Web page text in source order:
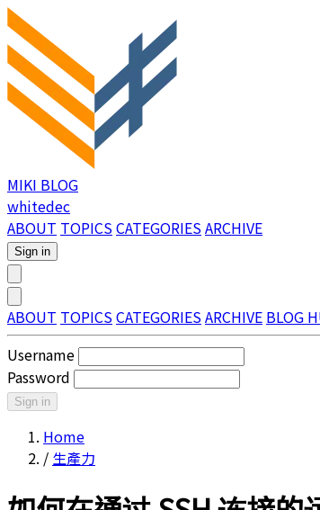
MIKI BLOG
whitedec
ABOUT TOPICSCATEGORIESARCHIVE
Sign in
ABOUT TOPICSCATEGORIESARCHIVE BLOG
Username
Password
Sign in
Home
/ 生產力